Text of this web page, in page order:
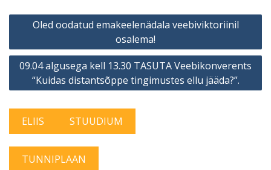
Navigeerimine
Oled oodatud emakeelenädala veebiviktoriinil
osalema!
09.04 algusega kell 13.30 TASUTA Veebikonverents
“Kuidas distantsõppe tingimustes ellu jääda?”.
ELIIS STUUDIUM
TUNNIPLAAN